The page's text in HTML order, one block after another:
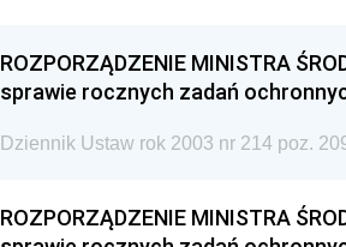
ROZPORZĄDZENIE MINISTRA
sprawie rocznych zadań
Dziennik Ustaw rok 2003 nr 214 poz.
ROZPORZĄDZENIE MINISTRA